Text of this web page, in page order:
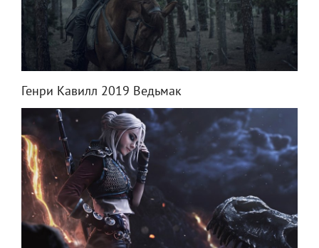
Генри Кавилл 2019 Ведьмак